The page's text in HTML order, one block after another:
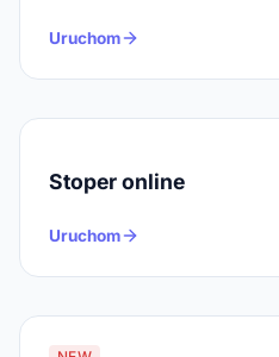
Uruchom
Stoper online
Uruchom